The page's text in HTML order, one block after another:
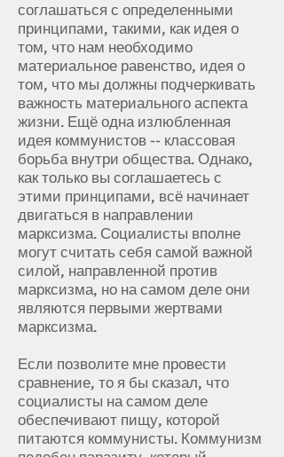
соглашаться с определенными
принципами, такими, как идея о
том, что нам необходимо
материальное равенство, идея о
том, что мы должны подчеркивать
важность материального аспекта
жизни. Ещё одна излюбленная
идея коммунистов -- классовая
борьба внутри общества. Однако,
как только вы соглашаетесь с
этими принципами, всё начинает
двигаться в направлении
марксизма. Социалисты вполне
могут считать себя самой важной
силой, направленной против
марксизма, но на самом деле они
являются первыми жертвами
марксизма.
Если позволите мне провести
сравнение, то я бы сказал, что
социалисты на самом деле
обеспечивают пищу, которой
питаются коммунисты. Коммунизм